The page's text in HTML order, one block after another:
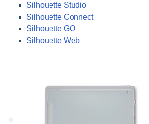
Silhouette Studio
Silhouette Connect
Silhouette GO
Silhouette Web